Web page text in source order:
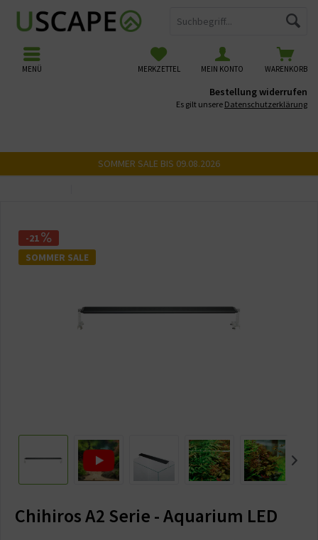
WARENKORB
MERKZETTEL MEIN KONTO
MENÜ
Bestellung widerrufen
Es gilt unsere Datenschutzerklärung
SOMMER SALE BIS 09.08.2026
-21
SOMMER SALE
Chihiros A2 Serie - Aquarium LED